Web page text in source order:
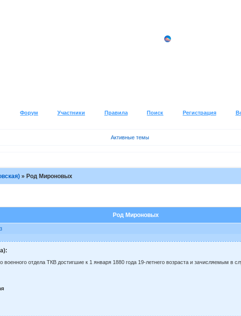
Форум Участники Правила Поиск Регистрация
Активные темы
» Род Мироновых
Род Мироновых
военного отдела ТКВ достигшие к 1 января 1880 года 19-летнего возраста и зачисляемым в